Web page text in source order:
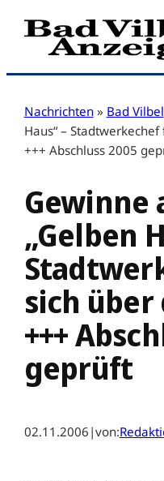
Zum
Inhalt
Nachrichten » Bad Vilbel
Haus“ –
+++ Abschluss 2005
Gewinne
„Gelben
sich über
+++
geprüft
02.11.2006 |von: